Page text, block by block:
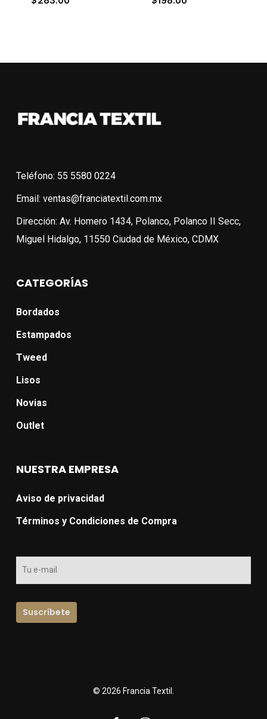
Teléfono: 55 5580 0224
Email: ventas@franciatextil.com.mx
Dirección: Av. Homero 1434, Polanco, Polanco II Secc,
Miguel Hidalgo, 11550 Ciudad de México, CDMX
CATEGORÍAS
Bordados
Estampados
Tweed
Lisos
Novias
Outlet
NUESTRA EMPRESA
Aviso de privacidad
Términos y Condiciones de Compra
© 2026 Francia Textil.